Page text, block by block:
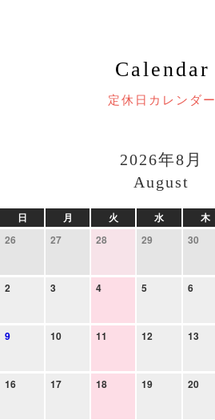
Calendar
定休日カレンダー
2026年8月
August
日 月 火 水 木
26
27 28 29 30
2 3 4 5 6
9 10 11 12 13
16 17 18 19 20